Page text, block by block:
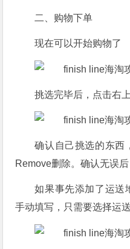
二、购物下单
现在可以开始购物了
挑选完毕后，点击右
确认自己挑选的东西
Remove删除。确认无误
如果事先添加了运送
手动填写，只需要选择运